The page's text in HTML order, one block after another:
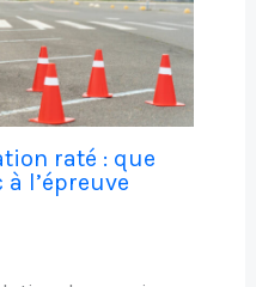
raté : que
l’épreuve